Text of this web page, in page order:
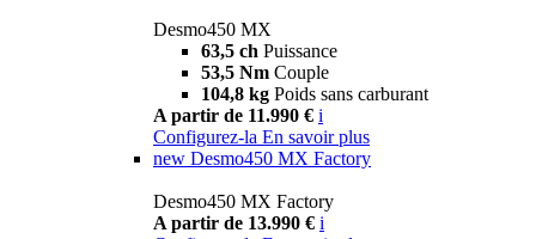
Desmo450 MX
63,5 ch Puissance
53,5 Nm Couple
104,8 kg Poids sans carburant
A partir de 11.990 € i
Configurez-la En savoir plus
new Desmo450 MX Factory
Desmo450 MX Factory
A partir de 13.990 € i